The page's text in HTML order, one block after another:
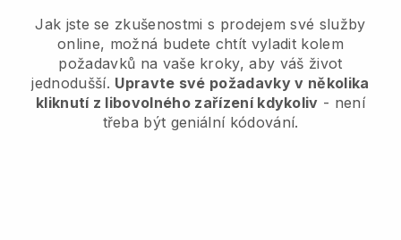
Jak jste se zkušenostmi s prodejem své služby
online, možná budete chtít vyladit kolem
požadavků na vaše kroky, aby váš život
jednodušší. Upravte své požadavky v několika
kliknutí z libovolného zařízení kdykoliv - není
třeba být geniální kódování.